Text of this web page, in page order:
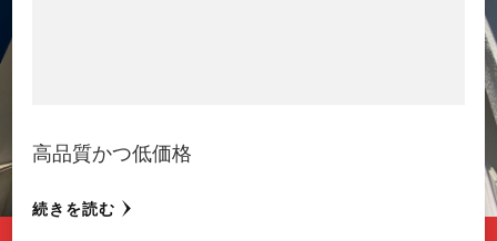
高品質かつ低価格
続きを読む